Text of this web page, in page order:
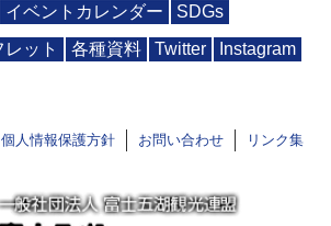
イベントカレンダー
SDGs
ット 各種資料 Twitter
Instagram
個人情報保護方針 お問い合わせ リンク集